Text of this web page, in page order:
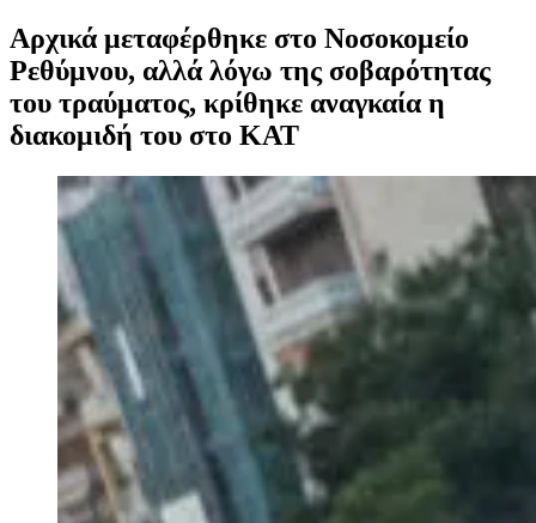
Αρχικά μεταφέρθηκε στο Νοσοκομείο
Ρεθύμνου, αλλά λόγω της σοβαρότητας
του τραύματος, κρίθηκε αναγκαία η
διακομιδή του στο ΚΑΤ